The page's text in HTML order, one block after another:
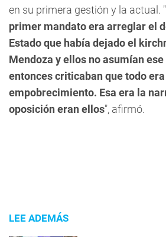
en su primera gestión y la actual. "
primer mandato era arreglar el
Estado que había dejado el
Mendoza y ellos no asumían
entonces criticaban que todo
empobrecimiento. Esa era la
oposición eran ellos", afirmó.
LEE ADEMÁS